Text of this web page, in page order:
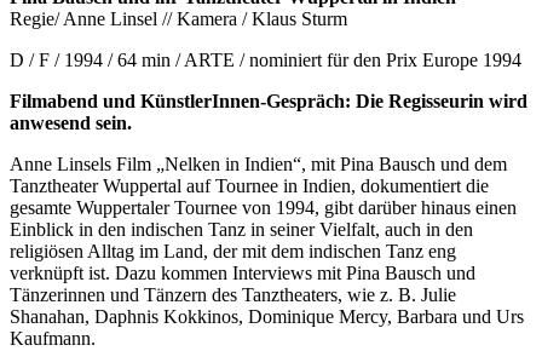
Regie/ Anne Linsel // Kamera / Klaus Sturm
D / F / 1994 / 64 min / ARTE / nominiert für den Prix Europe 1994
Filmabend und KünstlerInnen-Gespräch: Die Regisseurin wird
anwesend sein.
Anne Linsels Film „Nelken in Indien“, mit Pina Bausch und dem
Tanztheater Wuppertal auf Tournee in Indien, dokumentiert die
gesamte Wuppertaler Tournee von 1994, gibt darüber hinaus einen
Einblick in den indischen Tanz in seiner Vielfalt, auch in den
religiösen Alltag im Land, der mit dem indischen Tanz eng
verknüpft ist. Dazu kommen Interviews mit Pina Bausch und
Tänzerinnen und Tänzern des Tanztheaters, wie z. B. Julie
Shanahan, Daphnis Kokkinos, Dominique Mercy, Barbara und Urs
Kaufmann.